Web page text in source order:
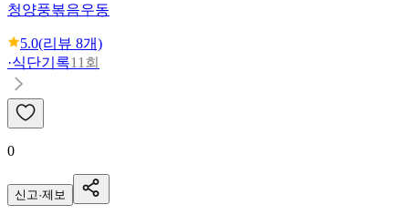
청양풍볶음우동
5.0(리뷰 8개)
·식단기록11회
0
신고·제보